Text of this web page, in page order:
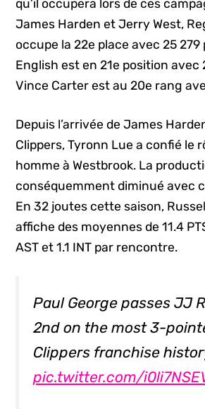
qu’il occupera lors de ces
James Harden et Jerry West,
occupe la 22e place avec 25 279
English est en 21e position avec
Vince Carter est au 20e rang
Depuis l’arrivée de James
Clippers, Tyronn Lue a confié le
homme à Westbrook. La
conséquemment diminué avec
En 32 joutes cette saison,
affiche des moyennes de 11.4
AST et 1.1 INT par rencontre.
Paul George passes JJ
2nd on the most 3-
Clippers franchise
pic.twitter.com/